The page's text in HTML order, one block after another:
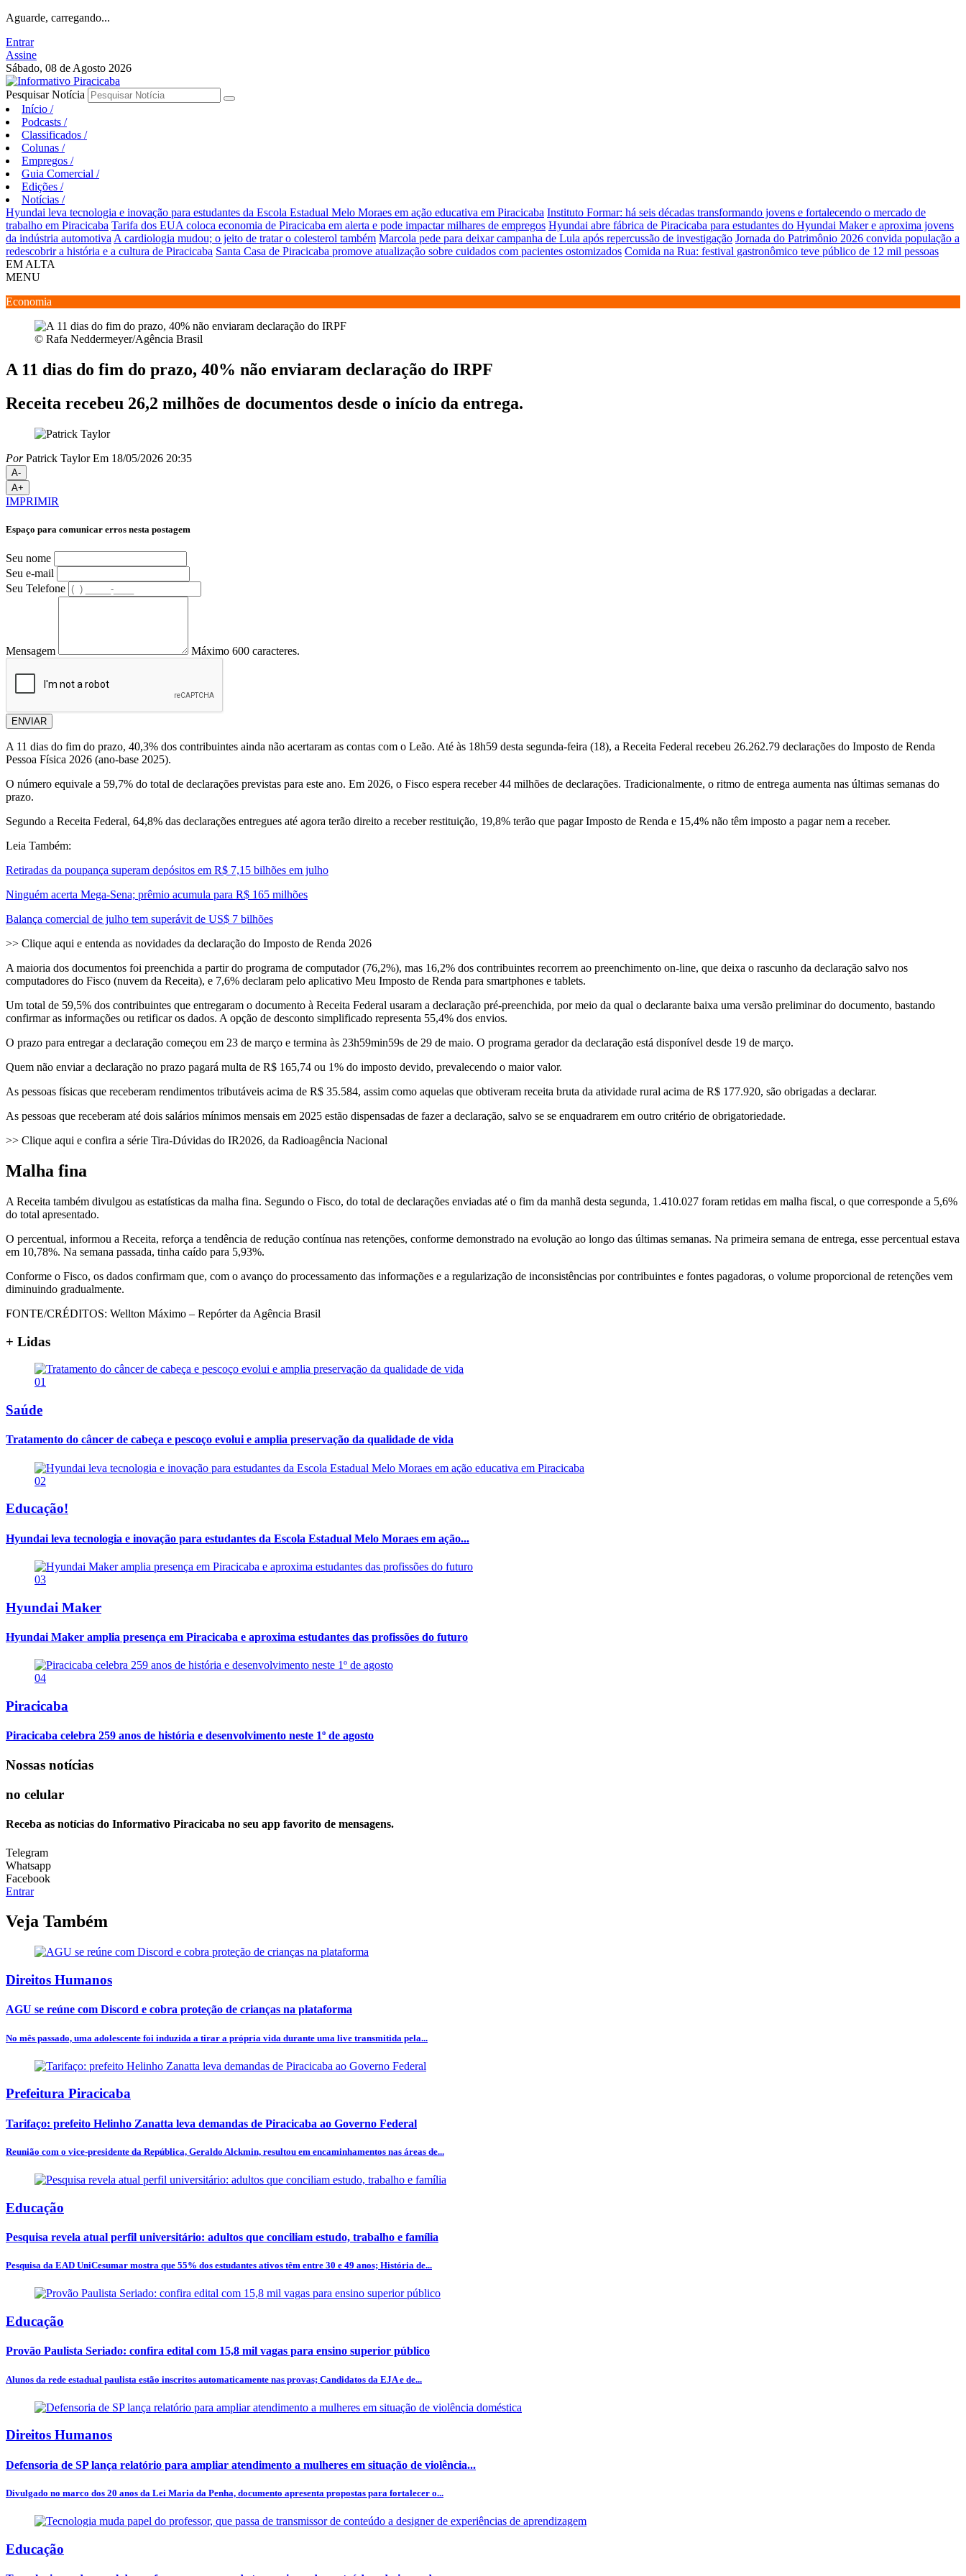
Aguarde, carregando...
Entrar
Assine
Sábado, 08 de Agosto 2026
Pesquisar Notícia
Início /
Podcasts /
Classificados /
Colunas /
Empregos /
Guia Comercial /
Edições /
Notícias /
Hyundai leva tecnologia e inovação para estudantes da Escola Estadual Melo Moraes em ação educativa em Piracicaba Instituto Formar: há seis décadas transformando jovens e fortalecendo o mercado de
trabalho em Piracicaba Tarifa dos EUA coloca economia de Piracicaba em alerta e pode impactar milhares de empregos Hyundai abre fábrica de Piracicaba para estudantes do Hyundai Maker e aproxima jovens
da indústria automotiva A cardiologia mudou; o jeito de tratar o colesterol também Marcola pede para deixar campanha de Lula após repercussão de investigação Jornada do Patrimônio 2026 convida população a
redescobrir a história e a cultura de Piracicaba Santa Casa de Piracicaba promove atualização sobre cuidados com pacientes ostomizados Comida na Rua: festival gastronômico teve público de 12 mil pessoas
EM ALTA
MENU
Economia
© Rafa Neddermeyer/Agência Brasil
A 11 dias do fim do prazo, 40% não enviaram declaração do IRPF
Receita recebeu 26,2 milhões de documentos desde o início da entrega.
PorPatrick Taylor Em 18/05/2026 20:35
A-
A+
IMPRIMIR
Espaço para comunicar erros nesta postagem
Seu nome
Seu e-mail
Seu Telefone
Mensagem Máximo 600 caracteres.
ENVIAR
A 11 dias do fim do prazo, 40,3% dos contribuintes ainda não acertaram as contas com o Leão. Até às 18h59 desta segunda-feira (18), a Receita Federal recebeu 26.262.79 declarações do Imposto de Renda
Pessoa Física 2026 (ano-base 2025).
O número equivale a 59,7% do total de declarações previstas para este ano. Em 2026, o Fisco espera receber 44 milhões de declarações. Tradicionalmente, o ritmo de entrega aumenta nas últimas semanas do
prazo.
Segundo a Receita Federal, 64,8% das declarações entregues até agora terão direito a receber restituição, 19,8% terão que pagar Imposto de Renda e 15,4% não têm imposto a pagar nem a receber.
Leia Também:
Retiradas da poupança superam depósitos em R$ 7,15 bilhões em julho
Ninguém acerta Mega-Sena; prêmio acumula para R$ 165 milhões
Balança comercial de julho tem superávit de US$ 7 bilhões
>> Clique aqui e entenda as novidades da declaração do Imposto de Renda 2026
A maioria dos documentos foi preenchida a partir do programa de computador (76,2%), mas 16,2% dos contribuintes recorrem ao preenchimento on-line, que deixa o rascunho da declaração salvo nos
computadores do Fisco (nuvem da Receita), e 7,6% declaram pelo aplicativo Meu Imposto de Renda para smartphones e tablets.
Um total de 59,5% dos contribuintes que entregaram o documento à Receita Federal usaram a declaração pré-preenchida, por meio da qual o declarante baixa uma versão preliminar do documento, bastando
confirmar as informações ou retificar os dados. A opção de desconto simplificado representa 55,4% dos envios.
O prazo para entregar a declaração começou em 23 de março e termina às 23h59min59s de 29 de maio. O programa gerador da declaração está disponível desde 19 de março.
Quem não enviar a declaração no prazo pagará multa de R$ 165,74 ou 1% do imposto devido, prevalecendo o maior valor.
As pessoas físicas que receberam rendimentos tributáveis acima de R$ 35.584, assim como aquelas que obtiveram receita bruta da atividade rural acima de R$ 177.920, são obrigadas a declarar.
As pessoas que receberam até dois salários mínimos mensais em 2025 estão dispensadas de fazer a declaração, salvo se se enquadrarem em outro critério de obrigatoriedade.
>> Clique aqui e confira a série Tira-Dúvidas do IR2026, da Radioagência Nacional
Malha fina
A Receita também divulgou as estatísticas da malha fina. Segundo o Fisco, do total de declarações enviadas até o fim da manhã desta segunda, 1.410.027 foram retidas em malha fiscal, o que corresponde a 5,6%
do total apresentado.
O percentual, informou a Receita, reforça a tendência de redução contínua nas retenções, conforme demonstrado na evolução ao longo das últimas semanas. Na primeira semana de entrega, esse percentual estava
em 10,78%. Na semana passada, tinha caído para 5,93%.
Conforme o Fisco, os dados confirmam que, com o avanço do processamento das informações e a regularização de inconsistências por contribuintes e fontes pagadoras, o volume proporcional de retenções vem
diminuindo gradualmente.
FONTE/CRÉDITOS: Wellton Máximo – Repórter da Agência Brasil
+ Lidas
01
Saúde
Tratamento do câncer de cabeça e pescoço evolui e amplia preservação da qualidade de vida
02
Educação!
Hyundai leva tecnologia e inovação para estudantes da Escola Estadual Melo Moraes em ação...
03
Hyundai Maker
Hyundai Maker amplia presença em Piracicaba e aproxima estudantes das profissões do futuro
04
Piracicaba
Piracicaba celebra 259 anos de história e desenvolvimento neste 1º de agosto
Nossas notícias
no celular
Receba as notícias do Informativo Piracicaba no seu app favorito de mensagens.
Telegram
Whatsapp
Facebook
Entrar
Veja Também
Direitos Humanos
AGU se reúne com Discord e cobra proteção de crianças na plataforma
No mês passado, uma adolescente foi induzida a tirar a própria vida durante uma live transmitida pela...
Prefeitura Piracicaba
Tarifaço: prefeito Helinho Zanatta leva demandas de Piracicaba ao Governo Federal
Reunião com o vice-presidente da República, Geraldo Alckmin, resultou em encaminhamentos nas áreas de...
Educação
Pesquisa revela atual perfil universitário: adultos que conciliam estudo, trabalho e família
Pesquisa da EAD UniCesumar mostra que 55% dos estudantes ativos têm entre 30 e 49 anos; História de...
Educação
Provão Paulista Seriado: confira edital com 15,8 mil vagas para ensino superior público
Alunos da rede estadual paulista estão inscritos automaticamente nas provas; Candidatos da EJA e de...
Direitos Humanos
Defensoria de SP lança relatório para ampliar atendimento a mulheres em situação de violência...
Divulgado no marco dos 20 anos da Lei Maria da Penha, documento apresenta propostas para fortalecer o...
Educação